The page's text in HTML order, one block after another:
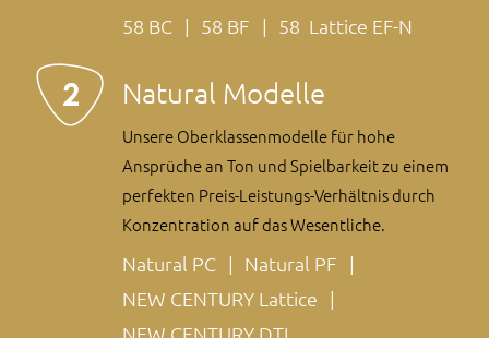
58 BC 58 BF 58 Lattice EF-N
Natural Modelle
Unsere Oberklassen­modelle für hohe
Ansprüche an Ton und Spielbarkeit zu einem
perfekten Preis-Leistungs-Verhältnis durch
Konzentration auf das Wesentliche.
Natural PC
Natural PF
NEW CENTURY Lattice